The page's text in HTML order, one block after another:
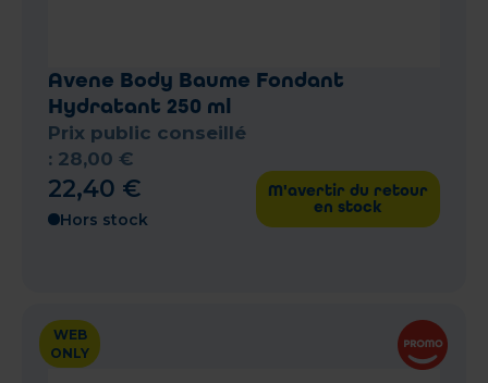
Avene Body Baume Fondant
Hydratant 250 ml
Prix public conseillé
: 28,00 €
22,40 €
Hors stock
M'avertir du retour
en stock
WEB
ONLY